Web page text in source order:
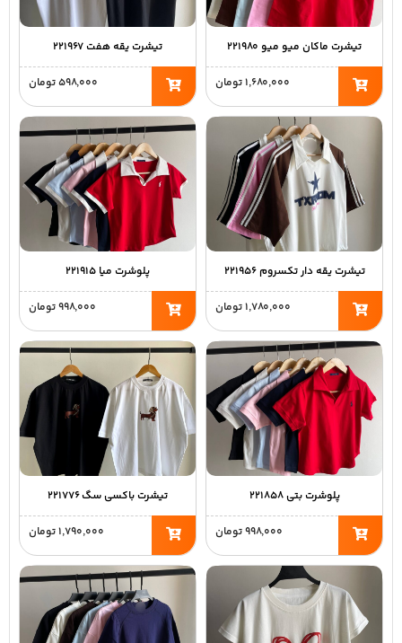
تیشرت ماکان میو میو ۲۲۱۹۸۰
۱,۶۸۰,۰۰۰تومان
تیشرت یقه هفت ۲۲۱۹۶۷
۵۹۸,۰۰۰تومان
تیشرت یقه دار تکسروم ۲۲۱۹۵۶
۱,۷۸۰,۰۰۰تومان
پلوشرت میا ۲۲۱۹۱۵
۹۹۸,۰۰۰تومان
پلوشرت بتی ۲۲۱۸۵۸
۹۹۸,۰۰۰تومان
تیشرت باکسی سگ ۲۲۱۷۷۶
۱,۷۹۰,۰۰۰تومان